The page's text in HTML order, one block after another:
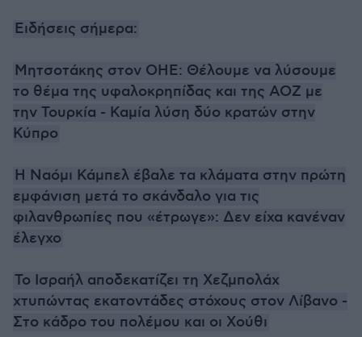
Ειδήσεις σήμερα:
Μητσοτάκης στον ΟΗΕ: Θέλουμε να λύσουμε
το θέμα της υφαλοκρηπίδας και της ΑΟΖ με
την Τουρκία - Καμία λύση δύο κρατών στην
Κύπρο
H Ναόμι Κάμπελ έβαλε τα κλάματα στην πρώτη
εμφάνιση μετά το σκάνδαλο για τις
φιλανθρωπίες που «έτρωγε»: Δεν είχα κανέναν
έλεγχο
Το Ισραήλ αποδεκατίζει τη Χεζμπολάχ
χτυπώντας εκατοντάδες στόχους στον Λίβανο -
Στο κάδρο του πολέμου και οι Χούθι